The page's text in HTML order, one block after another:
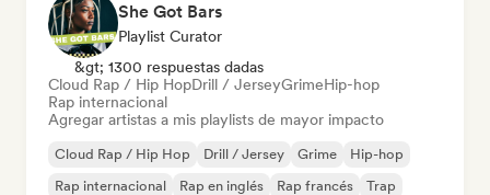
She Got Bars
Playlist Curator
&gt; 1300 respuestas dadas
Cloud Rap / Hip HopDrill / JerseyGrimeHip-hop
Rap internacional
Agregar artistas a mis playlists de mayor impacto
Cloud Rap / Hip Hop Drill / Jersey Grime
Hip-hop
Rap internacional
Rap en inglés Rap francés Trap